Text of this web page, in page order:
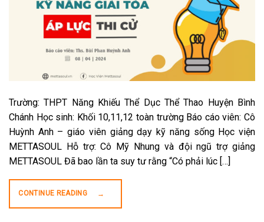
Trường: THPT Năng Khiếu Thể Dục Thể Thao Huyện Bình
Chánh Học sinh: Khối 10,11,12 toàn trường Báo cáo viên: Cô
Huỳnh Anh – giáo viên giảng dạy kỹ năng sống Học viện
METTASOUL Hỗ trợ: Cô Mỹ Nhung và đội ngũ trợ giảng
METTASOUL Đã bao lần ta suy tư rằng “Có phải lúc […]
CONTINUE READING →